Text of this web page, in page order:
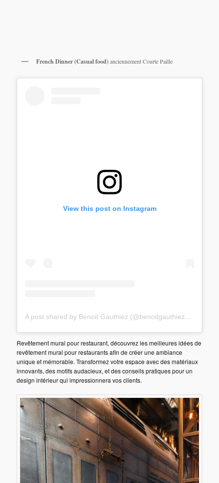
French Dinner (Casual food)anciennement Courte Paille
View this post on Instagram
A post shared by Benoit Gauthiez (@benoitgauthiezcreations)
Revêtement mural pour restaurant, découvrez les meilleures idées de
revêtement mural pour restaurants afin de créer une ambiance
unique et mémorable. Transformez votre espace avec des matériaux
innovants, des motifs audacieux, et des conseils pratiques pour un
design intérieur qui impressionnera vos clients.